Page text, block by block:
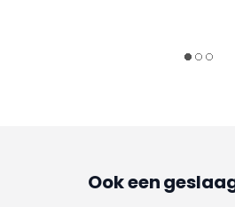
Ook een